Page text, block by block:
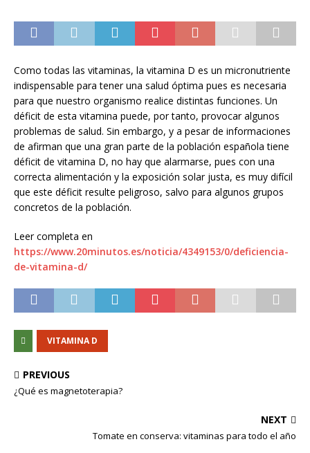
Como todas las vitaminas, la vitamina D es un micronutriente
indispensable para tener una salud óptima pues es necesaria
para que nuestro organismo realice distintas funciones. Un
déficit de esta vitamina puede, por tanto, provocar algunos
problemas de salud. Sin embargo, y a pesar de informaciones
de afirman que una gran parte de la población española tiene
déficit de vitamina D, no hay que alarmarse, pues con una
correcta alimentación y la exposición solar justa, es muy difícil
que este déficit resulte peligroso, salvo para algunos grupos
concretos de la población.
Leer completa en
https://www.20minutos.es/noticia/4349153/0/deficiencia-
de-vitamina-d/
VITAMINA D
PREVIOUS
¿Qué es magnetoterapia?
NEXT
Tomate en conserva: vitaminas para todo el año